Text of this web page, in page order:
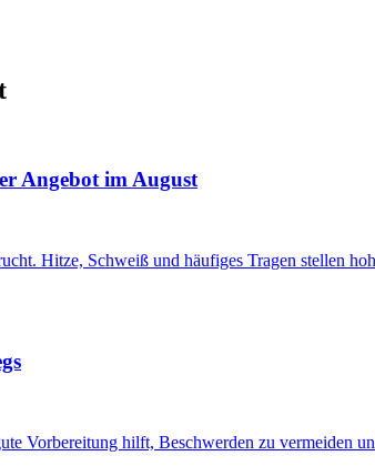
Angebot im August
Hitze, Schweiß und häufiges Tragen stellen
Vorbereitung hilft, Beschwerden zu vermeiden